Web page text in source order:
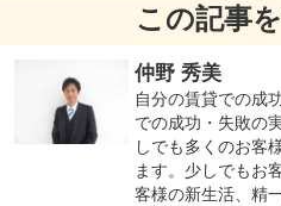
この記事
仲野 秀美
自分の賃貸での成
での成功・失敗の
しでも多くのお客
ます。少しでもお
客様の新生活、精